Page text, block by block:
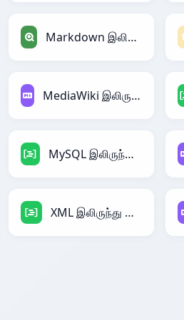
Markdown இலிருந்து Qlik
MediaWiki இலிருந்து Markdown
MySQL இலிருந்து DAX
XML இலிருந்து DAX